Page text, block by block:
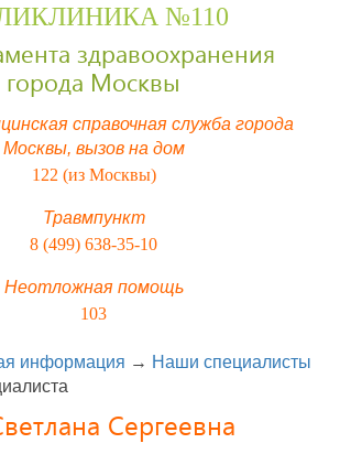
№110
здравоохранения
города Москвы
справочная служба города
Москвы, вызов на дом
122 (из Москвы)
Травмпункт
8 (499) 638-35-10
Неотложная помощь
103
информация → Наши специалисты
Сергеевна